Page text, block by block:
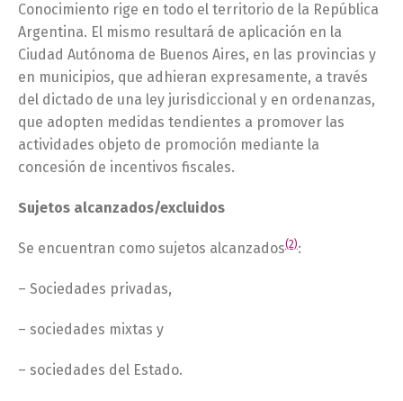
Conocimiento rige en todo el territorio de la República
Argentina. El mismo resultará de aplicación en la
Ciudad Autónoma de Buenos Aires, en las provincias y
en municipios, que adhieran expresamente, a través
del dictado de una ley jurisdiccional y en ordenanzas,
que adopten medidas tendientes a promover las
actividades objeto de promoción mediante la
concesión de incentivos fiscales.
Sujetos alcanzados/excluidos
Se encuentran como sujetos alcanzados(2):
– Sociedades privadas,
– sociedades mixtas y
– sociedades del Estado.